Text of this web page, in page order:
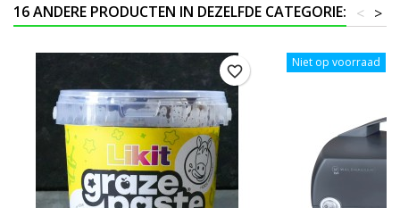
16 ANDERE PRODUCTEN IN DEZELFDE CATEGORIE: >
<
favorite_border
Niet op voorraad